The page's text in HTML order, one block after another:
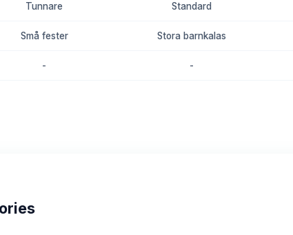
Tunnare Standard
Små fester Stora barnkalas
- -